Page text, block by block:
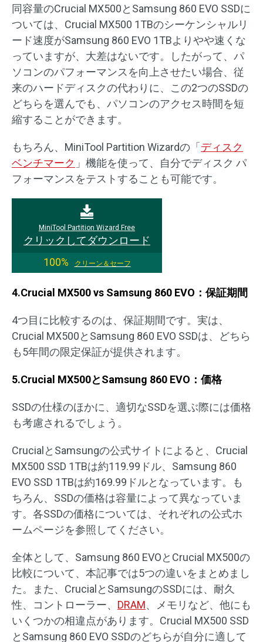
同容量のCrucial MX500とSamsung 860 EVO SSDに
ついては、Crucial MX500 1TBのシーケンシャルリ
ード速度がSamsung 860 EVO 1TBよりやや速くな
っていますが、大差はないです。したがって、パ
ソコンのパフォーマンスを向上させたい場合、従
来のハードディスクの代わりに、この2つのSSDの
どちらを選んでも、パソコンのアクセス時間を短
縮することができます。
もちろん、MiniTool Partition Wizardの「ディスク
ベンチマーク 」機能を使って、自分でディスク パ
フォーマンスをテストすることも可能です。
MiniTool Partition Wizard Free
クリックしてダウンロード
100%
クリーン＆セーフ
4.Crucial MX500 vs Samsung 860 EVO：保証期間
4つ目に比較するのは、保証期間です。実は、
Crucial MX500とSamsung 860 EVO SSDは、どちら
も5年間の限定保証が提供されます。
5.Crucial MX500とSamsung 860 EVO：価格
SSDの仕様のほかに、適切なSSDを選ぶ際には価格
も考慮されるでしょう。
CrucialとSamsungの公式サイトによると、Crucial
MX500 SSD 1TBは約119.99ドル、Samsung 860
EVO SSD 1TBは約169.99ドルとなっています。も
ちろん、SSDの価格は容量によって異なっていま
す。各SSDの価格については、それぞれの公式ホ
ームページを参照してください。
全体として、Samsung 860 EVOとCrucial MX500の
比較について、本記事では5つの違いをまとめまし
た。また、CrucialとSamsungのSSDには、耐久
性、コントローラー、 DRAM、メモリなど、他にも
いくつかの相違点があります。Crucial MX500 SSD
とSamsung 860 EVO SSDのどちらが自分に適して